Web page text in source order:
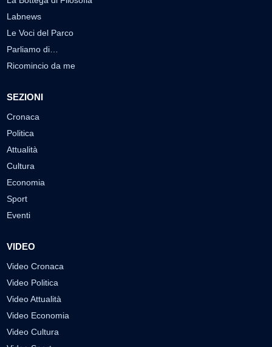
Labnews
Le Voci del Parco
Parliamo di…
Ricomincio da me
SEZIONI
Cronaca
Politica
Attualità
Cultura
Economia
Sport
Eventi
VIDEO
Video Cronaca
Video Politica
Video Attualità
Video Economia
Video Cultura